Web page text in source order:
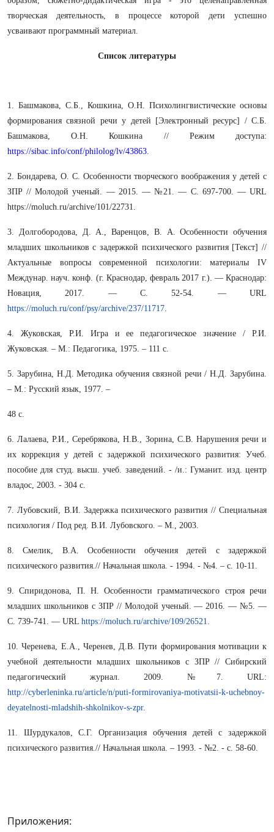
творческая деятельность, в процессе которой дети успешно
усваивают программный материал.
Список литературы
1. Башмакова, С.Б., Кошкина, О.Н. Психолингвистические основы
формирования связной речи у детей [Электронный ресурс] / С.Б.
Башмакова, О.Н. Кошкина // Режим доступа:
https://sibac.info/conf/philolog/lv/43863.
2. Бондарева, О. С. Особенности творческого воображения у детей с
ЗПР // Молодой ученый. — 2015. — №21. — С. 697-700. — URL
https://moluch.ru/archive/101/22731.
3. Долгобородова, Д. А., Варенцов, В. А. Особенности обучения
младших школьников с задержкой психического развития [Текст] //
Актуальные вопросы современной психологии: материалы IV
Междунар. науч. конф. (г. Краснодар, февраль 2017 г.). — Краснодар:
Новация, 2017. — С. 52-54. — URL
https://moluch.ru/conf/psy/archive/237/11717.
4. Жуковская, Р.И. Игра и ее педагогическое значение / Р.И.
Жуковская. – М.: Педагогика, 1975. – 111 с.
5. Зарубина, Н.Д. Методика обучения связной речи / Н.Д. Зарубина.
– М.: Русский язык, 1977. –
48 с.
6. Лалаева, Р.И., Серебрякова, Н.В., Зорина, С.В. Нарушения речи и
их коррекция у детей с задержкой психического развития: Учеб.
пособие для студ. высш. учеб. заведений. - /и.: Гуманит. изд. центр
владос, 2003. - 304 с.
7. Лубовский, В.И. Задержка психического развития // Специальная
психология / Под ред. В.И. Лубовского. – М., 2003.
8. Смелик, В.А. Особенности обучения детей с задержкой
психического развития.// Начальная школа. - 1994. - №4. – с. 10-11.
9. Спиридонова, П. Н. Особенности грамматического строя речи
младших школьников с ЗПР // Молодой ученый. — 2016. — №5. —
С. 739-741. — URL https://moluch.ru/archive/109/26521.
10. Черенева, Е.А., Черенев, Д.В. Пути формирования мотивации к
учебной деятельности младших школьников с ЗПР // Сибирский
педагогический журнал. 2009. №7. URL:
http://cyberleninka.ru/article/n/puti-formirovaniya-motivatsii-k-uchebnoy-
deyatelnosti-mladshih-shkolnikov-s-zpr.
11. Шурдукалов, С.Г. Организация обучения детей с задержкой
психического развития.// Начальная школа. – 1993. - №2. - с. 58-60.
Приложения: